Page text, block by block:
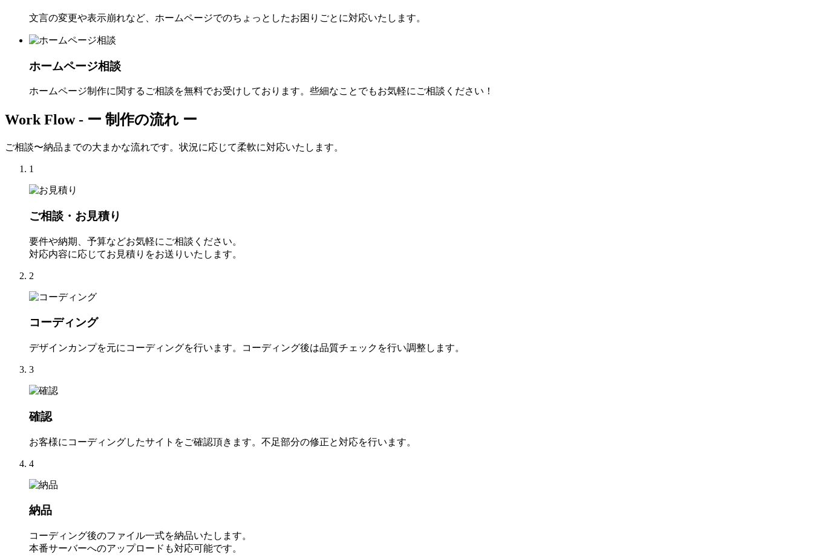
文言の変更や表示崩れなど、ホームページでのちょっとしたお困りごとに対応いたします。
ホームページ相談
ホームページ制作に関するご相談を無料でお受けしております。些細なことでもお気軽にご相談ください！
Work Flow - ー 制作の流れ ー
ご相談〜納品までの大まかな流れです。状況に応じて柔軟に対応いたします。
1
ご相談・お見積り
要件や納期、予算などお気軽にご相談ください。
対応内容に応じてお見積りをお送りいたします。
2
コーディング
デザインカンプを元にコーディングを行います。コーディング後は品質チェックを行い調整します。
3
確認
お客様にコーディングしたサイトをご確認頂きます。不足部分の修正と対応を行います。
4
納品
コーディング後のファイル一式を納品いたします。
本番サーバーへのアップロードも対応可能です。